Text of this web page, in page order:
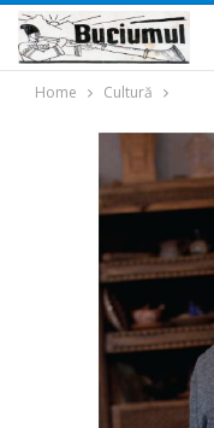
Home Cultură